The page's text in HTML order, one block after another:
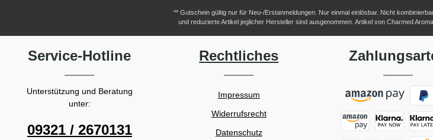
** Gutschein gültig nur für Neu-/Erstanmeldungen. Nur einmal einlösbar. Nicht
und reduzierte Artikel jeglicher Hersteller sind ausgenommen. Artikel von Charmed
Service-Hotline
Unterstützung und Beratung
unter:
09321 / 2670131
Rechtliches
Impressum
Widerrufsrecht
Datenschutz